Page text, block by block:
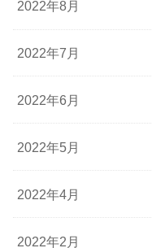
2022年8月
2022年7月
2022年6月
2022年5月
2022年4月
2022年2月